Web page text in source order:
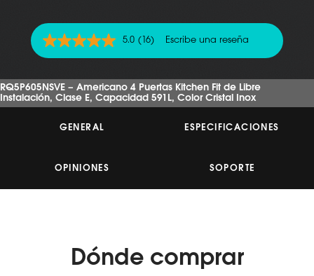
5.0
de
estrellas,
valor
medio
valoración.
Enlace
la
5.0 (16) Escribe una reseña
RQ5P605NSVE – Americano 4 Puertas Kitchen Fit de Libre
Instalación, Clase E, Capacidad 591L, Color Cristal Inox
GENERAL ESPECIFICACIONES
OPINIONES SOPORTE
Dónde comprar